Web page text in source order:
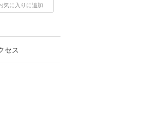
気に入りに追加
セス